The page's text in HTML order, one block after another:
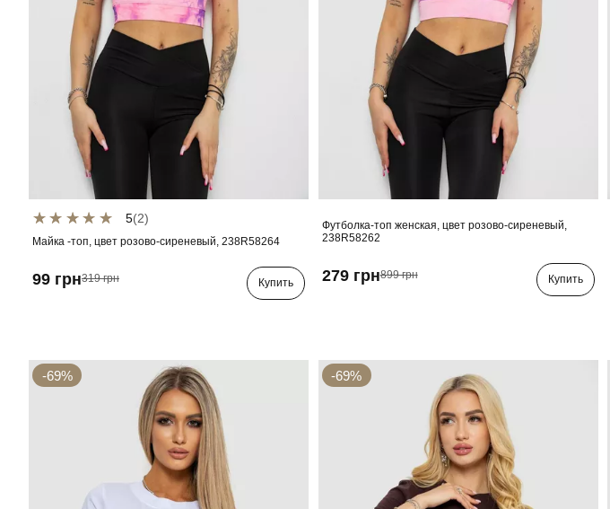
5(2)
Майка -топ, цвет розово-сиреневый, 238R58264
99 грн319 грн Купить
Футболка-топ женская, цвет розово-сиреневый,
238R58262
279 грн899 грн Купить
-69% -69%